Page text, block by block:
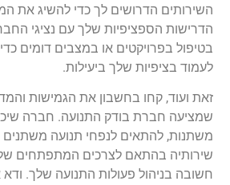
השירותים הדרושים לך כדי להשיג את
הדרישות הספציפיות שלך עם נציגי
בטיפול בפרויקטים או במצבים דומים
לעמוד בציפיות שלך ביעילות.
זאת ועוד, קחו בחשבון את הגמישות
שמציעה חברת בודק התנועה. חברה
משתנות, להתאים לנפחי תנועה
שירותיה בהתאם לצרכים המתפתחים
חשובה בניהול פעולות התנועה שלך.